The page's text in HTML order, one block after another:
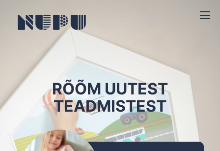
RÕÕM UUTEST
TEADMISTEST